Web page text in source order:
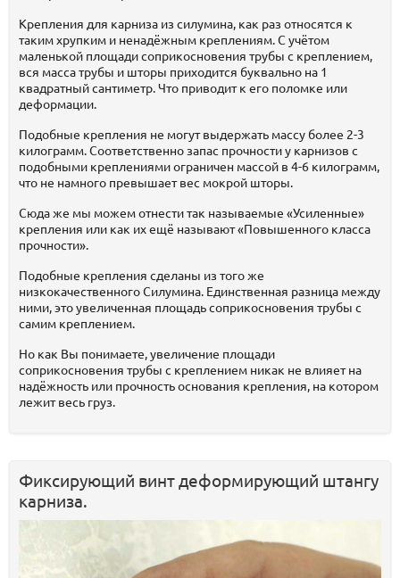
Крепления для карниза из силумина, как раз относятся к
таким хрупким и ненадёжным креплениям. С учётом
маленькой площади соприкосновения трубы с креплением,
вся масса трубы и шторы приходится буквально на 1
квадратный сантиметр. Что приводит к его поломке или
деформации.
Подобные крепления не могут выдержать массу более 2-3
килограмм. Соответственно запас прочности у карнизов с
подобными креплениями ограничен массой в 4-6 килограмм,
что не намного превышает вес мокрой шторы.
Сюда же мы можем отнести так называемые «Усиленные»
крепления или как их ещё называют «Повышенного класса
прочности».
Подобные крепления сделаны из того же
низкокачественного Силумина. Единственная разница между
ними, это увеличенная площадь соприкосновения трубы с
самим креплением.
Но как Вы понимаете, увеличение площади
соприкосновения трубы с креплением никак не влияет на
надёжность или прочность основания крепления, на котором
лежит весь груз.
Фиксирующий винт деформирующий штангу
карниза.